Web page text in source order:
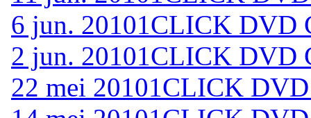
6 jun. 20101CLICK DVD
2 jun. 20101CLICK DVD
22 mei 20101CLICK